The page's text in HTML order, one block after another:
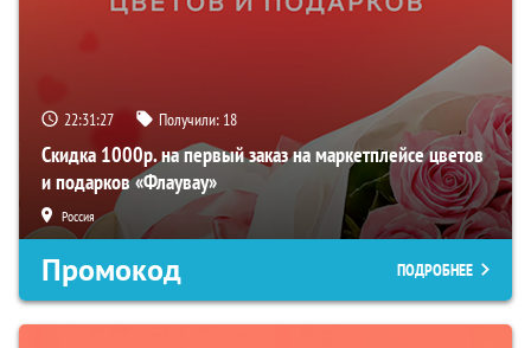
22:31:26 Получили: 18
Скидка 1000р. на первый заказ на маркетплейсе цветов
и подарков «Флаувау»
Россия
Промокод ПОДРОБНЕЕ